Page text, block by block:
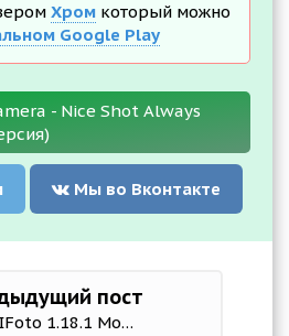
Хром который можно
Google Play
- Nice Shot Always
Мы во Вконтакте
пост
AI Photo Editor - AIFoto 1.18.1 Mod (Pro)